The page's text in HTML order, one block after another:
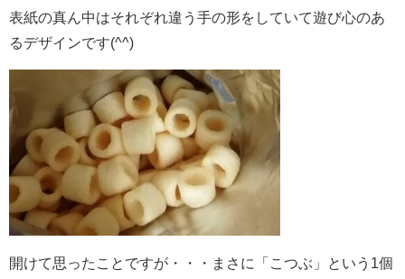
表紙の真ん中はそれぞれ違う手の形をしていて遊び心のあ
るデザインです(^^)
開けて思ったことですが・・・まさに「こつぶ」という1個